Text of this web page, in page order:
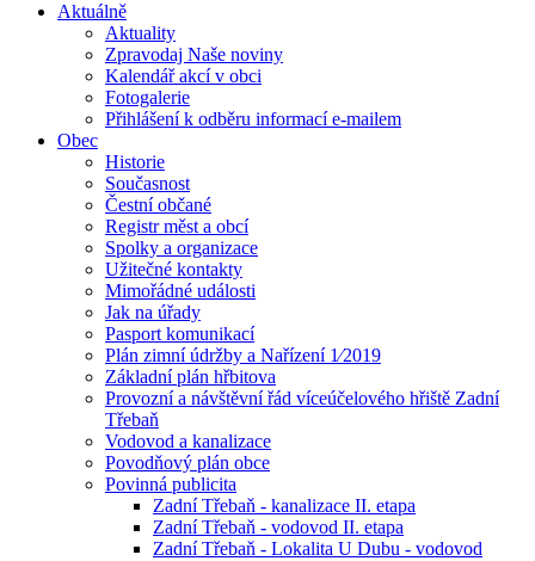
Aktuálně
Aktuality
Zpravodaj Naše noviny
Kalendář akcí v obci
Fotogalerie
Přihlášení k odběru informací e-mailem
Obec
Historie
Současnost
Čestní občané
Registr měst a obcí
Spolky a organizace
Užitečné kontakty
Mimořádné události
Jak na úřady
Pasport komunikací
Plán zimní údržby a Nařízení 1⁄2019
Základní plán hřbitova
Provozní a návštěvní řád víceúčelového hřiště Zadní
Třebaň
Vodovod a kanalizace
Povodňový plán obce
Povinná publicita
Zadní Třebaň - kanalizace II. etapa
Zadní Třebaň - vodovod II. etapa
Zadní Třebaň - Lokalita U Dubu - vodovod